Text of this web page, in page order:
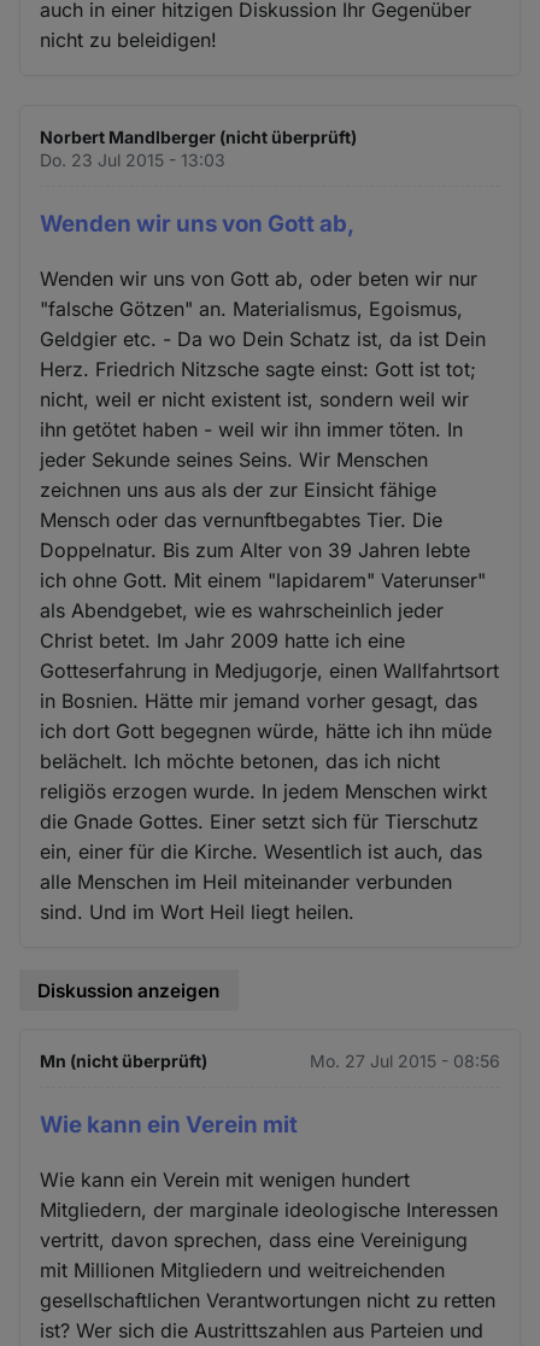
auch in einer hitzigen Diskussion Ihr Gegenüber
nicht zu beleidigen!
Norbert Mandlberger (nicht überprüft)
Do. 23 Jul 2015 - 13:03
Wenden wir uns von Gott ab,
Wenden wir uns von Gott ab, oder beten wir nur
"falsche Götzen" an. Materialismus, Egoismus,
Geldgier etc. - Da wo Dein Schatz ist, da ist Dein
Herz. Friedrich Nitzsche sagte einst: Gott ist tot;
nicht, weil er nicht existent ist, sondern weil wir
ihn getötet haben - weil wir ihn immer töten. In
jeder Sekunde seines Seins. Wir Menschen
zeichnen uns aus als der zur Einsicht fähige
Mensch oder das vernunftbegabtes Tier. Die
Doppelnatur. Bis zum Alter von 39 Jahren lebte
ich ohne Gott. Mit einem "lapidarem" Vaterunser"
als Abendgebet, wie es wahrscheinlich jeder
Christ betet. Im Jahr 2009 hatte ich eine
Gotteserfahrung in Medjugorje, einen Wallfahrtsort
in Bosnien. Hätte mir jemand vorher gesagt, das
ich dort Gott begegnen würde, hätte ich ihn müde
belächelt. Ich möchte betonen, das ich nicht
religiös erzogen wurde. In jedem Menschen wirkt
die Gnade Gottes. Einer setzt sich für Tierschutz
ein, einer für die Kirche. Wesentlich ist auch, das
alle Menschen im Heil miteinander verbunden
sind. Und im Wort Heil liegt heilen.
Diskussion anzeigen
Mn (nicht überprüft) Mo. 27 Jul 2015 - 08:56
Wie kann ein Verein mit
Wie kann ein Verein mit wenigen hundert
Mitgliedern, der marginale ideologische Interessen
vertritt, davon sprechen, dass eine Vereinigung
mit Millionen Mitgliedern und weitreichenden
gesellschaftlichen Verantwortungen nicht zu retten
ist? Wer sich die Austrittszahlen aus Parteien und